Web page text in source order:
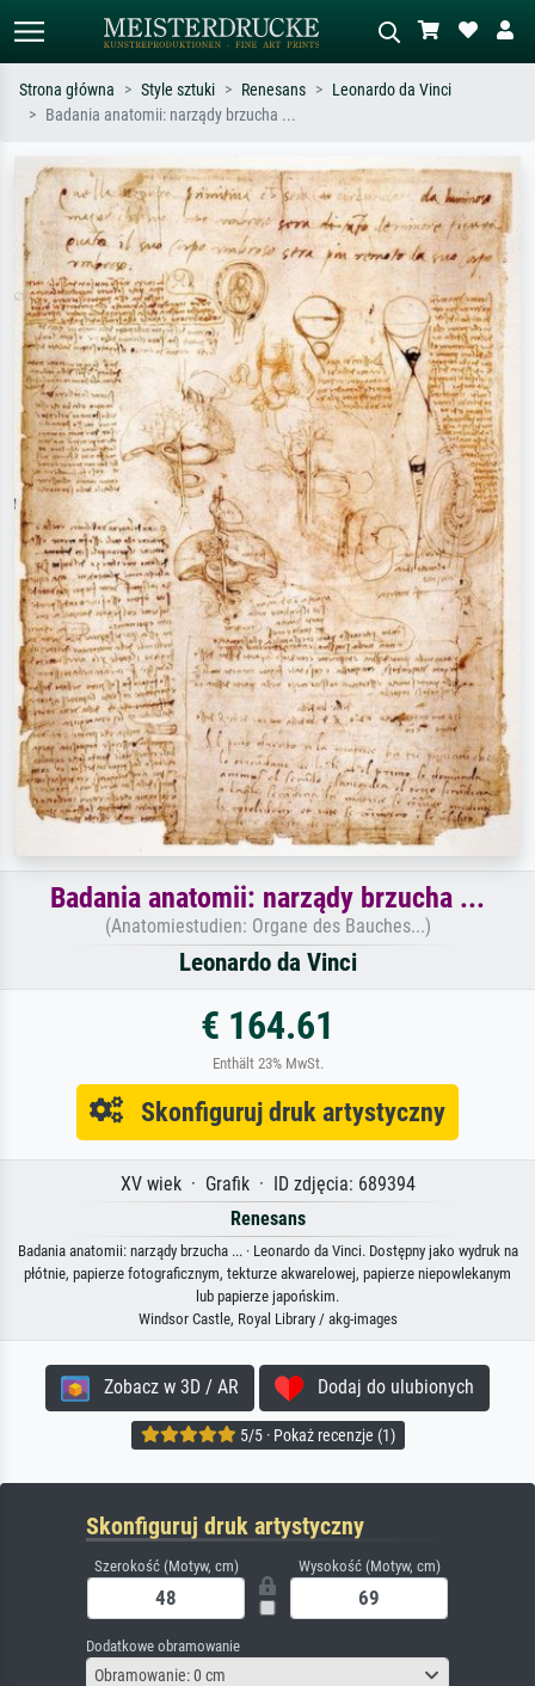
Szukaj wg artysty, tytułu lub stylu – np.
Monet, Gwiaździsta noc,
impresjonizm, fala Hokusaia, akt.
Opisz scenę – np. zielona łąka,
abstrakcja z czerwienią, ciemny olej,
stojący akt obok drzewa.
Strona główna Style sztuki Renesans
Leonardo da Vinci
Badania anatomii: narządy brzucha ...
Badania anatomii: narządy brzucha ...
(Anatomiestudien: Organe des Bauches...)
Leonardo da Vinci
€ 164.61
Enthält 23% MwSt.
Skonfiguruj druk artystyczny
XV wiek · Grafik · ID zdjęcia: 689394
Renesans
Badania anatomii: narządy brzucha ... · Leonardo da Vinci. Dostępny jako wydruk na
płótnie, papierze fotograficznym, tekturze akwarelowej, papierze niepowlekanym
lub papierze japońskim.
Windsor Castle, Royal Library / akg-images
Zobacz w 3D / AR Dodaj do ulubionych
5/5 · Pokaż recenzje (1)
Skonfiguruj druk artystyczny
Szerokość (Motyw, cm) Wysokość (Motyw, cm)
Dodatkowe obramowanie
Obramowanie: 0 cm